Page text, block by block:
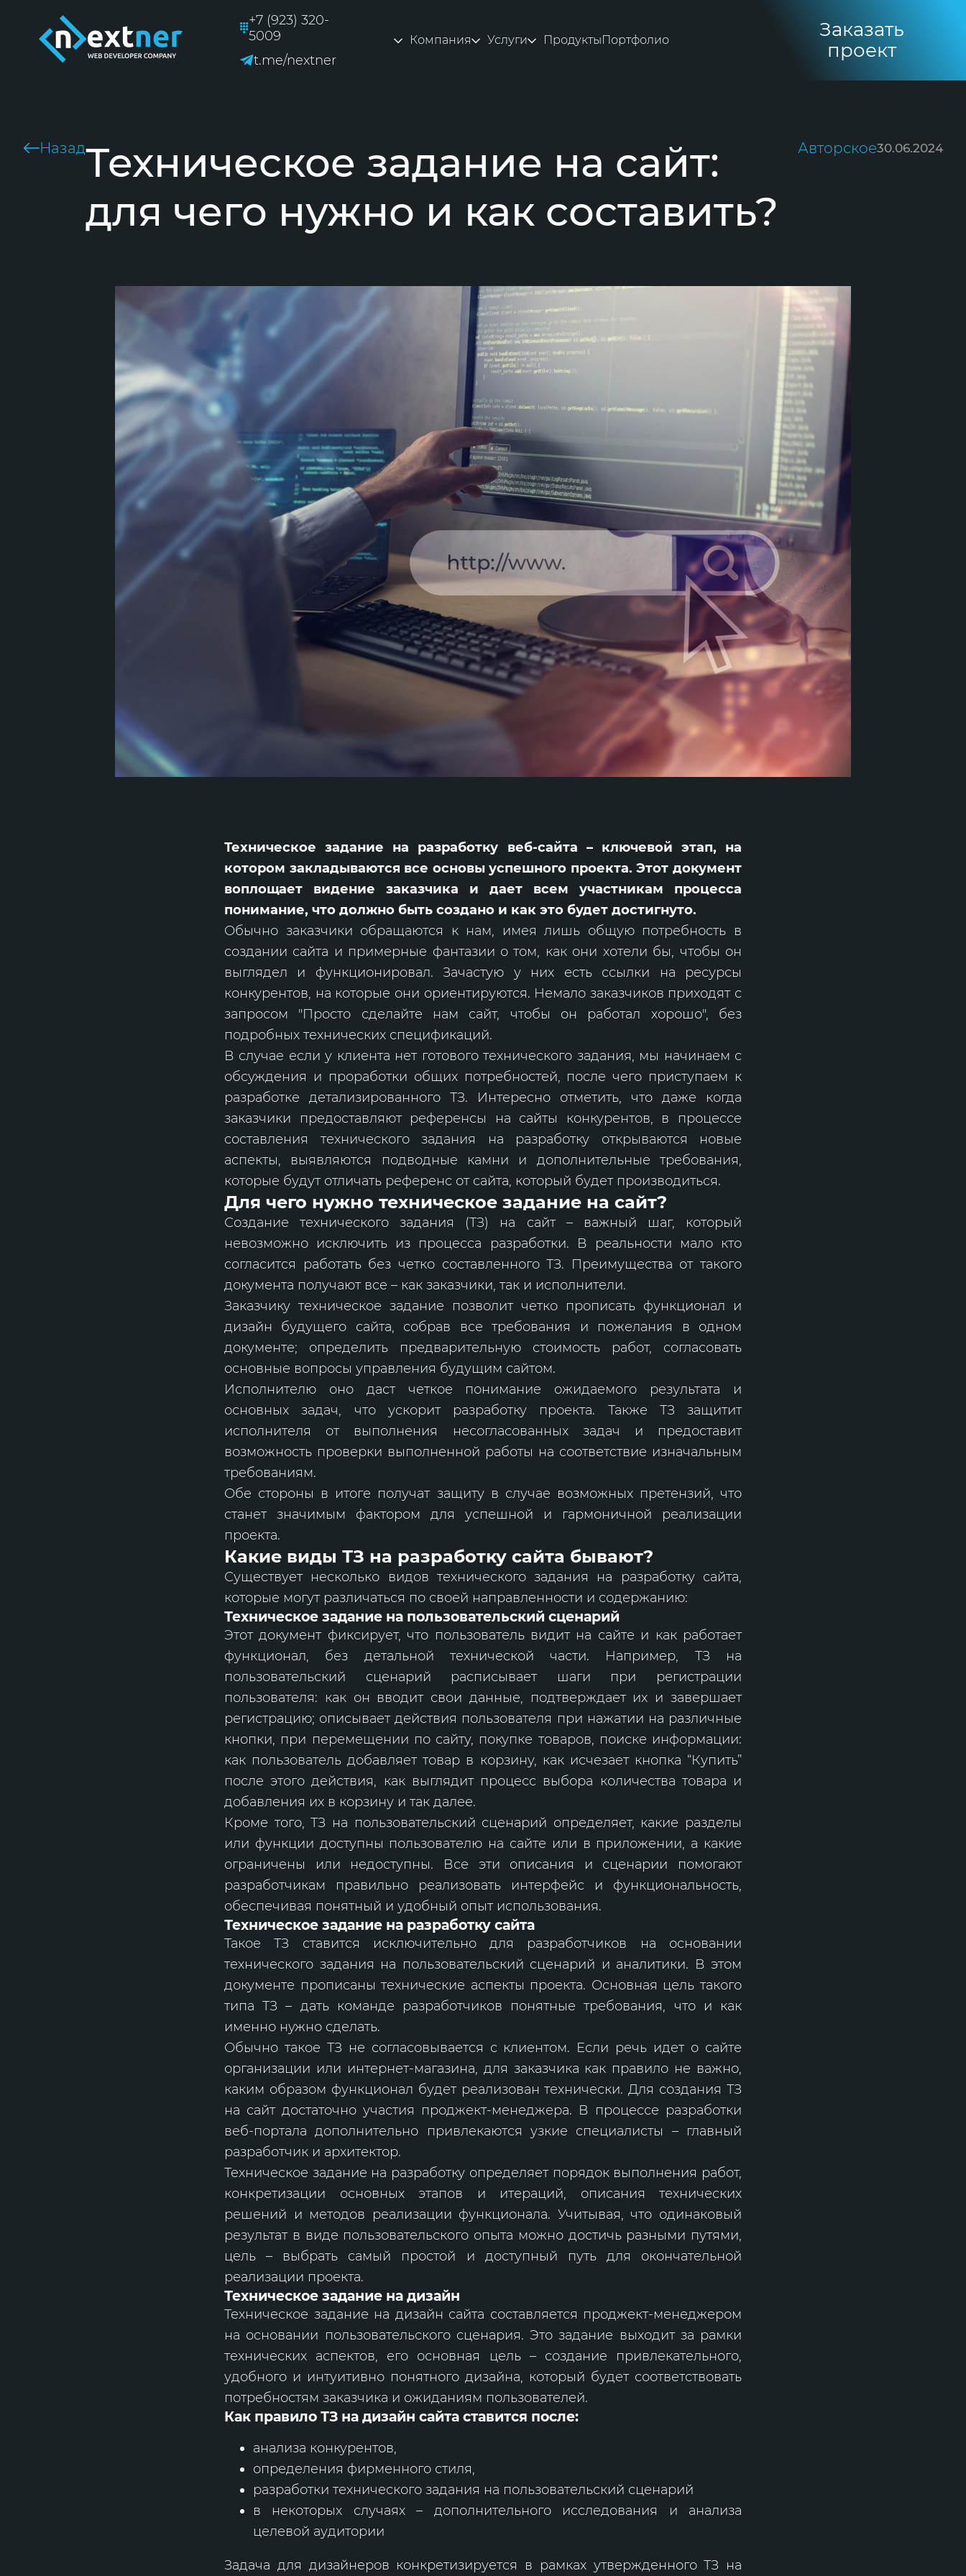
+7 (923) 320-
5009
t.me/nextner
Компания Услуги ПродуктыПортфолио
Заказать
проект
НазадТехническое задание на сайт:
для чего нужно и как составить?
Авторское30.06.2024
Техническое задание на разработку веб-сайта – ключевой этап, на
котором закладываются все основы успешного проекта. Этот документ
воплощает видение заказчика и дает всем участникам процесса
понимание, что должно быть создано и как это будет достигнуто.
Обычно заказчики обращаются к нам, имея лишь общую потребность в
создании сайта и примерные фантазии о том, как они хотели бы, чтобы он
выглядел и функционировал. Зачастую у них есть ссылки на ресурсы
конкурентов, на которые они ориентируются. Немало заказчиков приходят с
запросом "Просто сделайте нам сайт, чтобы он работал хорошо", без
подробных технических спецификаций.
В случае если у клиента нет готового технического задания, мы начинаем с
обсуждения и проработки общих потребностей, после чего приступаем к
разработке детализированного ТЗ. Интересно отметить, что даже когда
заказчики предоставляют референсы на сайты конкурентов, в процессе
составления технического задания на разработку открываются новые
аспекты, выявляются подводные камни и дополнительные требования,
которые будут отличать референс от сайта, который будет производиться.
Для чего нужно техническое задание на сайт?
Создание технического задания (ТЗ) на сайт – важный шаг, который
невозможно исключить из процесса разработки. В реальности мало кто
согласится работать без четко составленного ТЗ. Преимущества от такого
документа получают все – как заказчики, так и исполнители.
Заказчику техническое задание позволит четко прописать функционал и
дизайн будущего сайта, собрав все требования и пожелания в одном
документе; определить предварительную стоимость работ, согласовать
основные вопросы управления будущим сайтом.
Исполнителю оно даст четкое понимание ожидаемого результата и
основных задач, что ускорит разработку проекта. Также ТЗ защитит
исполнителя от выполнения несогласованных задач и предоставит
возможность проверки выполненной работы на соответствие изначальным
требованиям.
Обе стороны в итоге получат защиту в случае возможных претензий, что
станет значимым фактором для успешной и гармоничной реализации
проекта.
Какие виды ТЗ на разработку сайта бывают?
Существует несколько видов технического задания на разработку сайта,
которые могут различаться по своей направленности и содержанию:
Техническое задание на пользовательский сценарий
Этот документ фиксирует, что пользователь видит на сайте и как работает
функционал, без детальной технической части. Например, ТЗ на
пользовательский сценарий расписывает шаги при регистрации
пользователя: как он вводит свои данные, подтверждает их и завершает
регистрацию; описывает действия пользователя при нажатии на различные
кнопки, при перемещении по сайту, покупке товаров, поиске информации:
как пользователь добавляет товар в корзину, как исчезает кнопка “Купить”
после этого действия, как выглядит процесс выбора количества товара и
добавления их в корзину и так далее.
Кроме того, ТЗ на пользовательский сценарий определяет, какие разделы
или функции доступны пользователю на сайте или в приложении, а какие
ограничены или недоступны. Все эти описания и сценарии помогают
разработчикам правильно реализовать интерфейс и функциональность,
обеспечивая понятный и удобный опыт использования.
Техническое задание на разработку сайта
Такое ТЗ ставится исключительно для разработчиков на основании
технического задания на пользовательский сценарий и аналитики. В этом
документе прописаны технические аспекты проекта. Основная цель такого
типа ТЗ – дать команде разработчиков понятные требования, что и как
именно нужно сделать.
Обычно такое ТЗ не согласовывается с клиентом. Если речь идет о сайте
организации или интернет-магазина, для заказчика как правило не важно,
каким образом функционал будет реализован технически. Для создания ТЗ
на сайт достаточно участия проджект-менеджера. В процессе разработки
веб-портала дополнительно привлекаются узкие специалисты – главный
разработчик и архитектор.
Техническое задание на разработку определяет порядок выполнения работ,
конкретизации основных этапов и итераций, описания технических
решений и методов реализации функционала. Учитывая, что одинаковый
результат в виде пользовательского опыта можно достичь разными путями,
цель – выбрать самый простой и доступный путь для окончательной
реализации проекта.
Техническое задание на дизайн
Техническое задание на дизайн сайта составляется проджект-менеджером
на основании пользовательского сценария. Это задание выходит за рамки
технических аспектов, его основная цель – создание привлекательного,
удобного и интуитивно понятного дизайна, который будет соответствовать
потребностям заказчика и ожиданиям пользователей.
Как правило ТЗ на дизайн сайта ставится после:
анализа конкурентов,
определения фирменного стиля,
разработки технического задания на пользовательский сценарий
в некоторых случаях – дополнительного исследования и анализа
целевой аудитории
Задача для дизайнеров конкретизируется в рамках утвержденного ТЗ на